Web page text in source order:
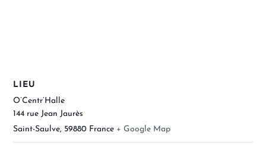
LIEU
O’Centr’Halle
144 rue Jean Jaurès
Saint-Saulve, 59880 France + Google Map